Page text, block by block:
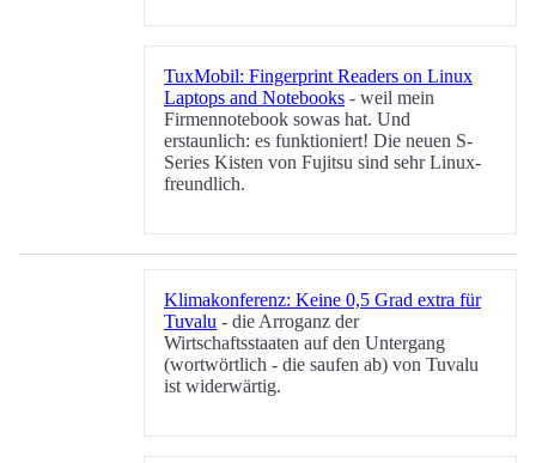
TuxMobil: Fingerprint Readers on Linux
Laptops and Notebooks - weil mein
Firmennotebook sowas hat. Und
erstaunlich: es funktioniert! Die neuen S-
Series Kisten von Fujitsu sind sehr Linux-
freundlich.
Klimakonferenz: Keine 0,5 Grad extra für
Tuvalu - die Arroganz der
Wirtschaftsstaaten auf den Untergang
(wortwörtlich - die saufen ab) von Tuvalu
ist widerwärtig.